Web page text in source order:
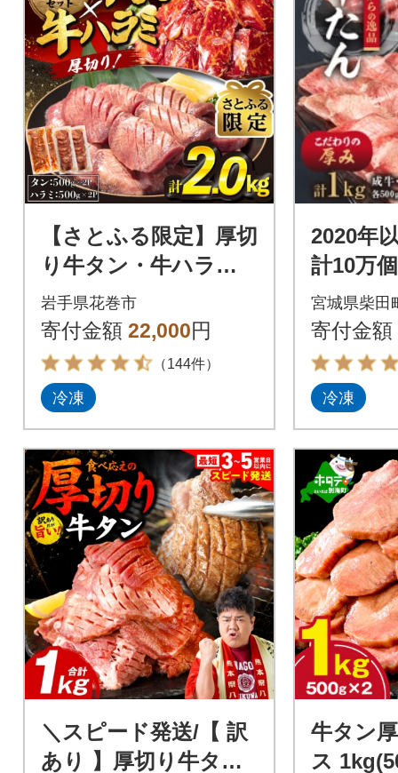
【さとふる限定】厚切
り牛タン・牛ハラ
ミ 2.0kg(500g×各2
パック)
岩手県花巻市
寄付金額 22,000円
（144件）
冷凍
2020年
計10万
からの
ん 1kg
製品!
宮城県柴田
寄付金額
冷凍
＼スピード発送/【 訳
あり 】厚切り牛タン1
牛タン
ス